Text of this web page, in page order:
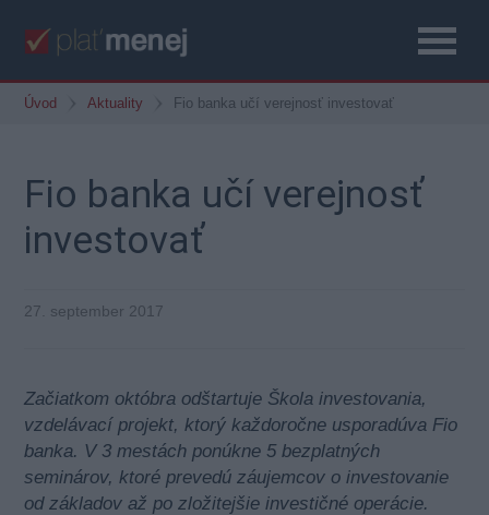
Úvod Aktuality Fio banka učí verejnosť investovať
Fio banka učí verejnosť
investovať
27. september 2017
Začiatkom októbra odštartuje Škola investovania,
vzdelávací projekt, ktorý každoročne usporadúva Fio
banka. V 3 mestách ponúkne 5 bezplatných
seminárov, ktoré prevedú záujemcov o investovanie
od základov až po zložitejšie investičné operácie.